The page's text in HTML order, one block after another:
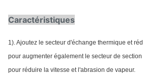
Caractéristiques
1). Ajoutez le secteur d'échange thermique et
pour augmenter également le secteur de
pour réduire la vitesse et l'abrasion de vapeur.